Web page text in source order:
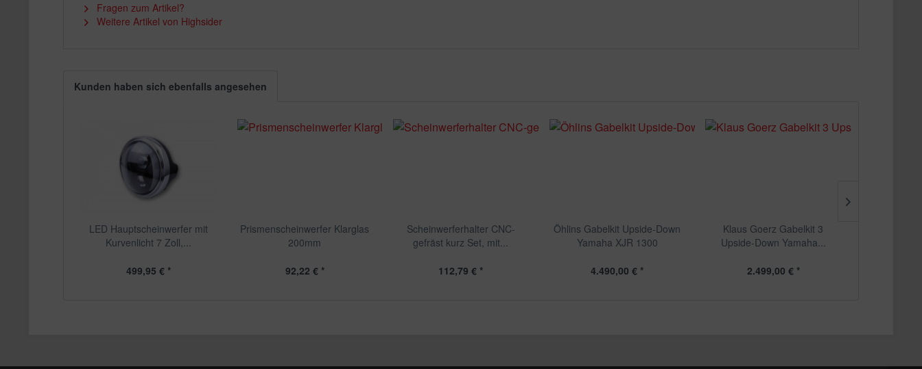
Fragen zum Artikel?
Weitere Artikel von Highsider
Kunden haben sich ebenfalls angesehen
LED Hauptscheinwerfer mit
Kurvenlicht 7 Zoll,...
499,95 € *
Prismenscheinwerfer Klarglas
200mm
92,22 € *
Scheinwerferhalter CNC-
gefräst kurz Set, mit...
112,79 € *
Öhlins Gabelkit Upside-Down
Yamaha XJR 1300
4.490,00 € *
Klaus Goerz Gabelkit 3
Upside-Down Yamaha...
2.499,00 € *